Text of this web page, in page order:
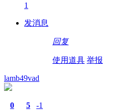
1
发消息
回复
使用道具 举报
lamb49vad
0 5 -1